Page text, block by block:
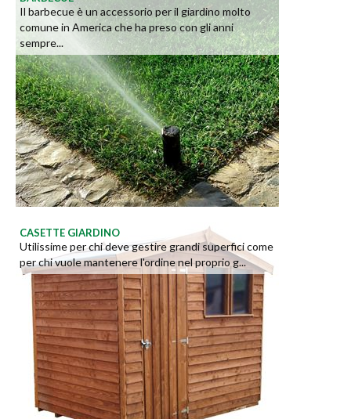
Il barbecue è un accessorio per il giardino molto
comune in America che ha preso con gli anni
sempre...
CASETTE GIARDINO
Utilissime per chi deve gestire grandi superfici come
per chi vuole mantenere l'ordine nel proprio g...